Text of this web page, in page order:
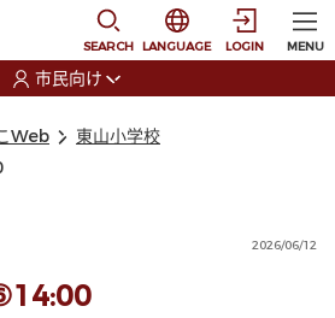
SEARCH
選択すると言語の切
LANGUAGE LOGIN MENU
市民向け
Web
東山小学校
2026/06/12